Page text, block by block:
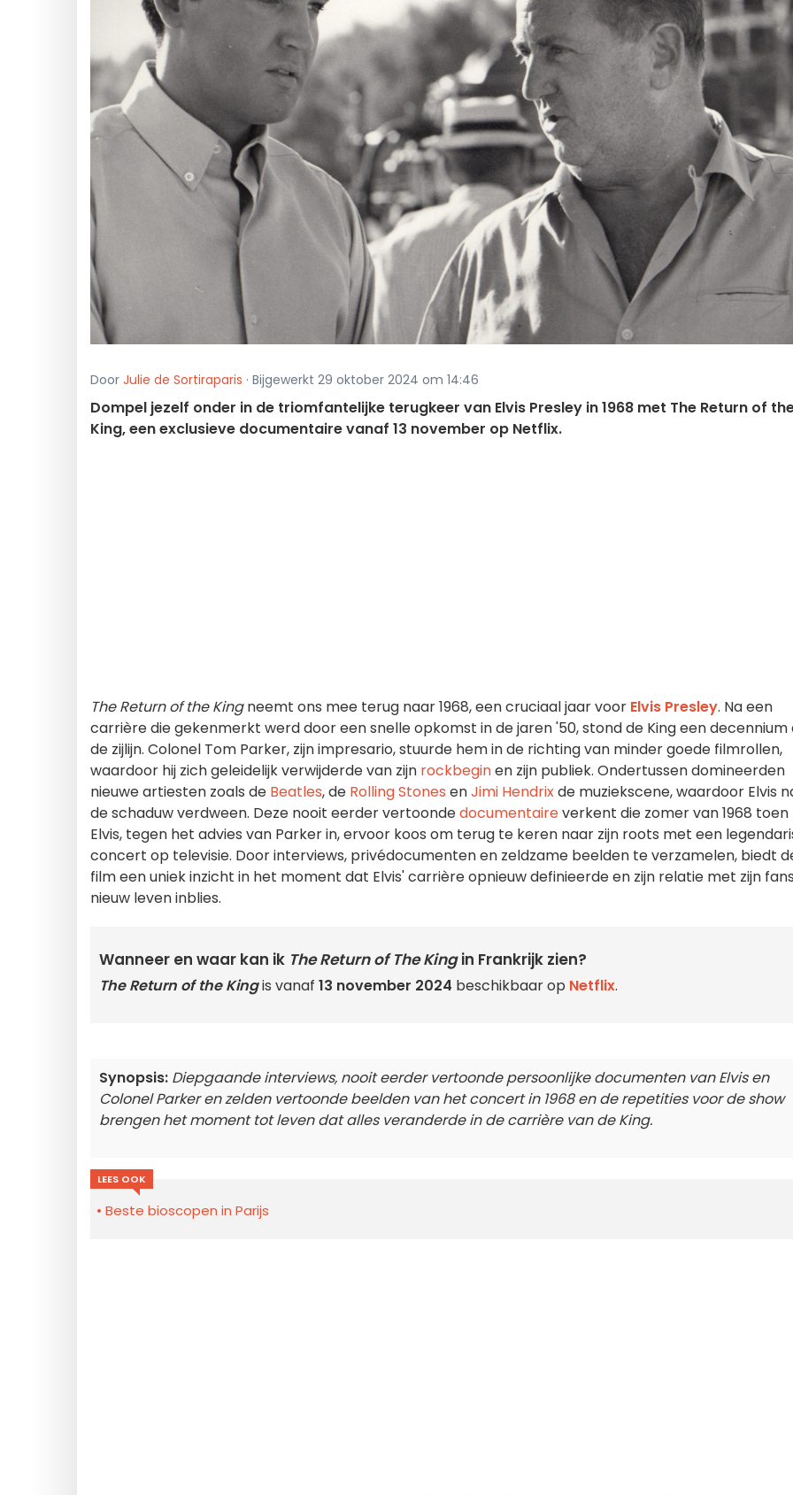
Door Julie de Sortiraparis · Bijgewerkt 29 oktober 2024 om 14:46
Dompel jezelf onder in de triomfantelijke terugkeer van Elvis Presley in 1968 met The Return of
King, een exclusieve documentaire vanaf 13 november op Netflix.
The Return of the Kingneemt ons mee terug naar 1968, een cruciaal jaar voor Elvis Presley. Na een
carrière die gekenmerkt werd door een snelle opkomst in de jaren '50, stond de King een decennium
de zijlijn. Colonel Tom Parker, zijn impresario, stuurde hem in de richting van minder goede filmrollen,
waardoor hij zich geleidelijk verwijderde van zijn rockbeginen zijn publiek. Ondertussen domineerden
nieuwe artiesten zoals de Beatles, de Rolling Stones enJimi Hendrixde muziekscene, waardoor Elvis
de schaduw verdween. Deze nooit eerder vertoondedocumentaireverkent die zomer van 1968 toen
Elvis, tegen het advies van Parker in, ervoor koos om terug te keren naar zijn roots met een
concert op televisie. Door interviews, privédocumenten en zeldzame beelden te verzamelen, biedt
film een uniek inzicht in het moment dat Elvis' carrière opnieuw definieerde en zijn relatie met zijn fans
nieuw leven inblies.
Wanneer en waar kan ik The Return of The Kingin Frankrijk zien?
The Return of the Kingis vanaf 13 november 2024 beschikbaar op Netflix.
Synopsis: Diepgaande interviews, nooit eerder vertoonde persoonlijke documenten van Elvis en
Colonel Parker en zelden vertoonde beelden van het concert in 1968 en de repetities voor de show
brengen het moment tot leven dat alles veranderde in de carrière van de King.
LEES OOK
Beste bioscopen in Parijs